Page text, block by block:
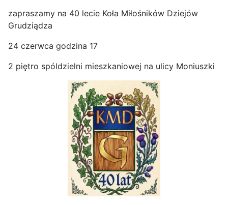
zapraszamy na 40 lecie Koła Miłośników Dziejów
Grudziądza
24 czerwca godzina 17
2 piętro spóldzielni mieszkaniowej na ulicy Moniuszki